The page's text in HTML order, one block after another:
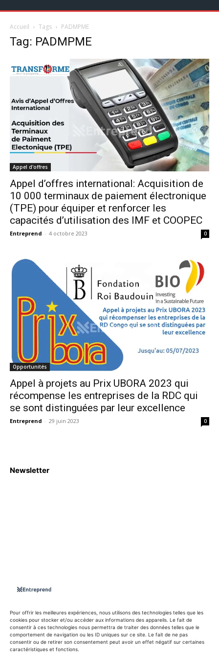
Pour offrir les meilleures expériences, nous utilisons des technologies telles que les
cookies pour stocker et/ou accéder aux informations des appareils. Le fait de
consentir à ces technologies nous permettra de traiter des données telles que le
comportement de navigation ou les ID uniques sur ce site. Le fait de ne pas
consentir ou de retirer son consentement peut avoir un effet négatif sur certaines
caractéristiques et fonctions.
Accueil Tags PADMPME
Tag: PADMPME
Appel d'offres
Appel d’offres international: Acquisition de
10 000 terminaux de paiement électronique
(TPE) pour équiper et renforcer les
capacités d’utilisation des IMF et COOPEC
Entreprend - 4 octobre 2023 0
Opportunités
Appel à projets au Prix UBORA 2023 qui
récompense les entreprises de la RDC qui
se sont distinguées par leur excellence
Entreprend - 29 juin 2023 0
info@entreprend.net
Newsletter